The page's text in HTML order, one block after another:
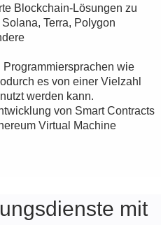
Blockchain-Lösungen zu
Terra, Polygon
wie
es von einer Vielzahl
werden kann.
von Smart Contracts
Virtual Machine
mit